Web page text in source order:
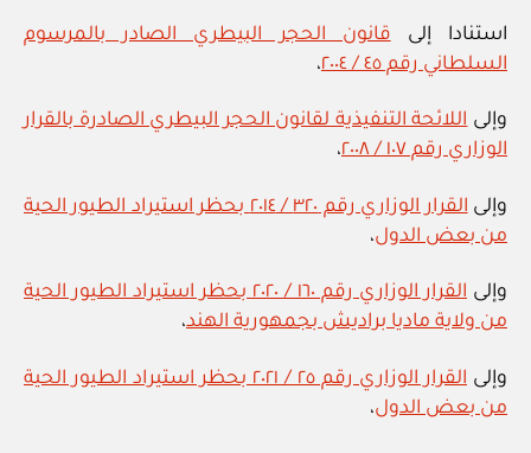
استنادا إلى قانون الحجر البيطري الصادر بالمرسوم
السلطاني رقم ٤٥ / ٢٠٠٤
،
وإلىاللائحة التنفيذية لقانون الحجر البيطري الصادرة بالقرار
الوزاري رقم ١٠٧ / ٢٠٠٨
،
وإلى
القرار الوزاري رقم ٣٢٠ / ٢٠١٤ بحظر استيراد الطيور الحية
من بعض الدول،
وإلى
القرار الوزاري رقم ١٦٠ / ٢٠٢٠ بحظر استيراد الطيور الحية
من ولاية ماديا براديش بجمهورية الهند،
وإلى
القرار الوزاري رقم ٢٥ / ٢٠٢١ بحظر استيراد الطيور الحية
من بعض الدول،